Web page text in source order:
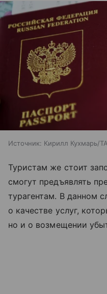
Источник: Кирилл Кухмарь/
Туристам же стоит
смогут предъявлять
турагентам. В данном
о качестве услуг,
но и о возмещении